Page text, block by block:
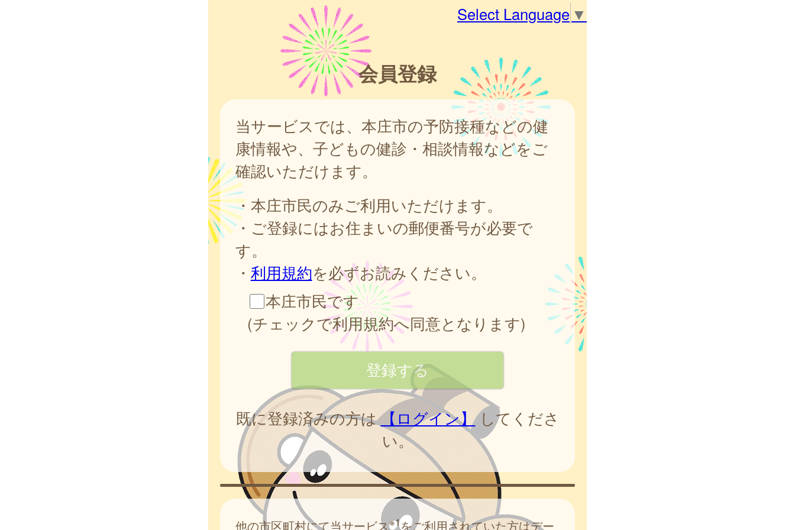
Select Language ▼
会員登録
当サービスでは、本庄市の予防接種などの健
康情報や、子どもの健診・相談情報などをご
確認いただけます。
・本庄市民のみご利用いただけます。
・ご登録にはお住まいの郵便番号が必要で
す。
・ 利用規約を必ずお読みください。
本庄市民です
(チェックで利用規約へ同意となります)
既に登録済みの方は【ログイン】してくださ
い。
他の市区町村にて当サービス※1をご利用されていた方はデー